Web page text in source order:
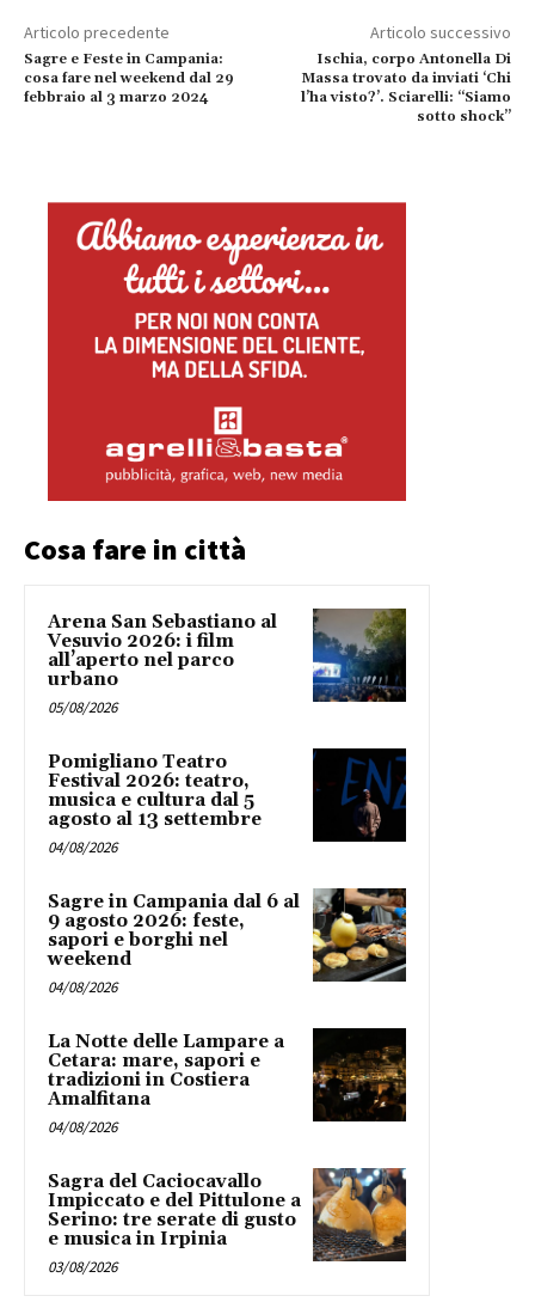
Articolo precedente
Sagre e Feste in Campania:
cosa fare nel weekend dal 29
febbraio al 3 marzo 2024
Articolo successivo
Ischia, corpo Antonella Di
Massa trovato da inviati ‘Chi
l’ha visto?’. Sciarelli: “Siamo
sotto shock”
Cosa fare in città
Arena San Sebastiano al
Vesuvio 2026: i film
all’aperto nel parco
urbano
05/08/2026
Pomigliano Teatro
Festival 2026: teatro,
musica e cultura dal 5
agosto al 13 settembre
04/08/2026
Sagre in Campania dal 6 al
9 agosto 2026: feste,
sapori e borghi nel
weekend
04/08/2026
La Notte delle Lampare a
Cetara: mare, sapori e
tradizioni in Costiera
Amalfitana
04/08/2026
Sagra del Caciocavallo
Impiccato e del Pittulone a
Serino: tre serate di gusto
e musica in Irpinia
03/08/2026